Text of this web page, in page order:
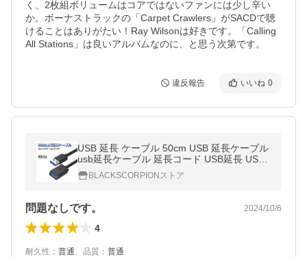
く、2枚組ボリュームはコアではないファンには少し辛い
か。ボーナストラックの「Carpet Crawlers」がSACDで聴
けることはありがたい！Ray Wilsonは好きです。「Calling
All Stations」は良いアルバムなのに、と思う次第です。
違反報告 いいね 0
USB 延長 ケーブル 50cm USB 延長ケーブル
usb延長ケーブル 延長コード USB延長 USB
USBケーブル USB 3.0 type a Aオス-Aメス
オスメス タイプA to タイプA
BLACKSCORPIONストア
問題なしです。 2024/10/6
4
耐久性 ： 普通、 品質 ： 普通